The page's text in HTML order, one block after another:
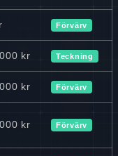
Förvärv
kr Teckning
kr Förvärv
kr Förvärv